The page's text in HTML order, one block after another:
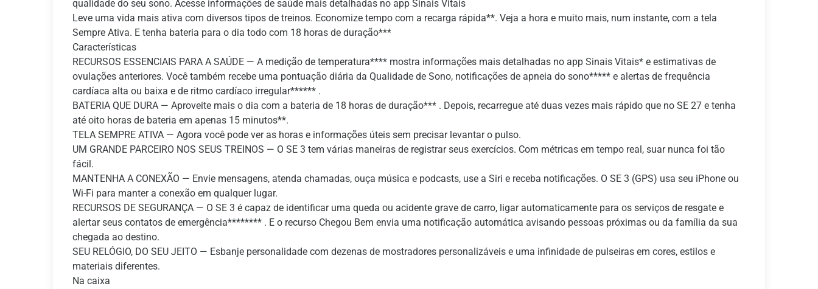
qualidade do seu sono. Acesse informações de saúde mais detalhadas no app Sinais Vitais
Leve uma vida mais ativa com diversos tipos de treinos. Economize tempo com a recarga rápida**. Veja a hora e muito mais, num instante, com a tela
Sempre Ativa. E tenha bateria para o dia todo com 18 horas de duração***
Características
RECURSOS ESSENCIAIS PARA A SAÚDE — A medição de temperatura**** mostra informações mais detalhadas no app Sinais Vitais* e estimativas de
ovulações anteriores. Você também recebe uma pontuação diária da Qualidade de Sono, notificações de apneia do sono***** e alertas de frequência
cardíaca alta ou baixa e de ritmo cardíaco irregular****** .
BATERIA QUE DURA — Aproveite mais o dia com a bateria de 18 horas de duração*** . Depois, recarregue até duas vezes mais rápido que no SE 27 e tenha
até oito horas de bateria em apenas 15 minutos**.
TELA SEMPRE ATIVA — Agora você pode ver as horas e informações úteis sem precisar levantar o pulso.
UM GRANDE PARCEIRO NOS SEUS TREINOS — O SE 3 tem várias maneiras de registrar seus exercícios. Com métricas em tempo real, suar nunca foi tão
fácil.
MANTENHA A CONEXÃO — Envie mensagens, atenda chamadas, ouça música e podcasts, use a Siri e receba notificações. O SE 3 (GPS) usa seu iPhone ou
Wi-Fi para manter a conexão em qualquer lugar.
RECURSOS DE SEGURANÇA — O SE 3 é capaz de identificar uma queda ou acidente grave de carro, ligar automaticamente para os serviços de resgate e
alertar seus contatos de emergência******** . E o recurso Chegou Bem envia uma notificação automática avisando pessoas próximas ou da família da sua
chegada ao destino.
SEU RELÓGIO, DO SEU JEITO — Esbanje personalidade com dezenas de mostradores personalizáveis e uma infinidade de pulseiras em cores, estilos e
materiais diferentes.
Na caixa